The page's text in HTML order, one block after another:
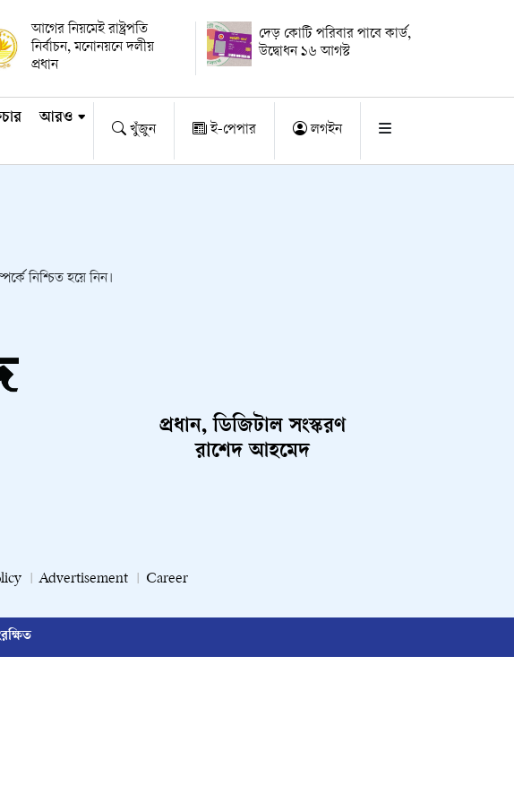
আগের নিয়মেই রাষ্ট্রপতি
নির্বাচন, মনোনয়নে দলীয়
প্রধান
দেড় কোটি পরিবার পাবে কার্ড,
উদ্বোধন ১৬ আগস্ট
আরও
খুঁজুন ই-পেপার লগইন
নিশ্চিত হয়ে নিন।
প্রধান, ডিজিটাল সংস্করণ
রাশেদ আহমেদ
Advertisement Career